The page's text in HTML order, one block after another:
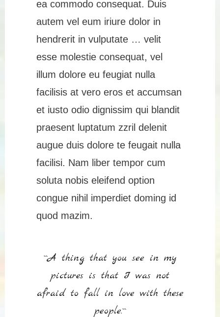
ea commodo consequat. Duis
autem vel eum iriure dolor in
hendrerit in vulputate … velit
esse molestie consequat, vel
illum dolore eu feugiat nulla
facilisis at vero eros et accumsan
et iusto odio dignissim qui blandit
praesent luptatum zzril delenit
augue duis dolore te feugait nulla
facilisi. Nam liber tempor cum
soluta nobis eleifend option
congue nihil imperdiet doming id
quod mazim.
``A thing that you see in my
pictures is that I was not
afraid to fall in love with these
people.``